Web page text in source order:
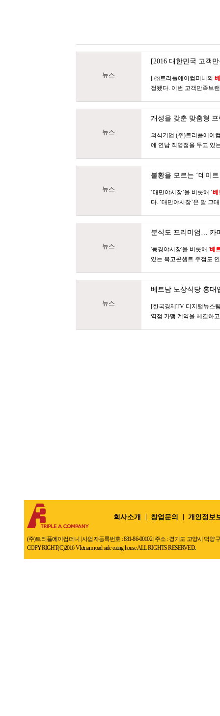
뉴스
[2016 대한민국 고객
[ ㈜트리플에이컴퍼니의
정됐다. 이번 고객만족브
뉴스
개성을 갖춘 맞춤형 프
외식기업 (주)트리플에이
에 연남 직영점을 두고 있
뉴스
불황을 모르는 ‘데이
‘대만야시장’을 비롯해 ‘베
다. ‘대만야시장’은 말 그
뉴스
분식도 프리미엄… 카
'동경야시장'을 비롯해 '베
있는 복고콘셉트 주점도
뉴스
베트남 노상식당홍대
[한국경제TV 디지털뉴스
역점 가맹 계약을 체결하
회사소개 창업문의 개인정보
(주)트리플에이컴퍼니 | 사업자등록번호 : 881-86-00102 | 주소 : 경기도 고양시 덕양
COPYRIGHT(C)2016 VIetnam road side eating house ALL RIGHTS RESERVED.